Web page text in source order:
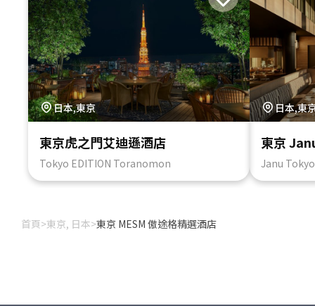
日本,東京
東京虎之門艾迪遜酒店
Tokyo EDITION Toranomon
日本,東
東京
Janu Tokyo
首頁>東京, 日本>東京 MESM 傲途格精選酒店